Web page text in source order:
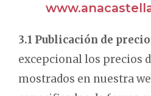
3.1 Publicación de
excepcional los precios
mostrados en nuestra